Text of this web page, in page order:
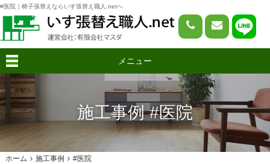
#医院｜椅子張替えならいす張替え職人.netへ
メニュー
施工事例 #医院
ホーム 施工事例 #医院